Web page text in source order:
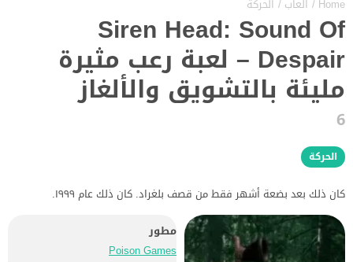
Home
/ العاب / الحركة
Siren Head: Sound Of
Despair – لعبة رعب مثيرة
مليئة بالتشويق والألغاز
6
الحركة
كان ذلك بعد بضعة أشهر فقط من قصف بلغراد. كان ذلك عام ١٩٩٩.
مطور
Poison Games